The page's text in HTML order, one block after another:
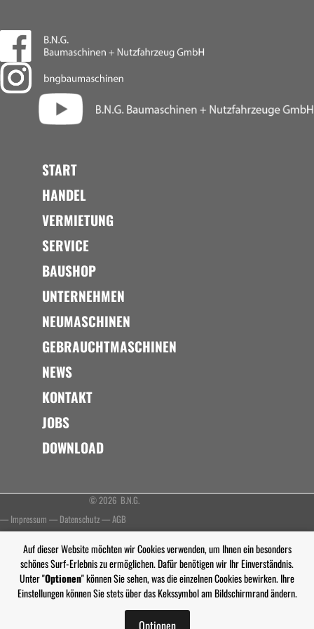
START
HANDEL
VERMIETUNG
SERVICE
BAUSHOP
UNTERNEHMEN
NEUMASCHINEN
GEBRAUCHTMASCHINEN
NEWS
KONTAKT
JOBS
DOWNLOAD
© 2026 B.N.G.
— Impressum — Datenschutz—AGB
Auf dieser Website möchten wir Cookies verwenden, um Ihnen ein besonders
schönes Surf-Erlebnis zu ermöglichen. Dafür benötigen wir Ihr Einverständnis.
Unter "Optionen" können Sie sehen, was die einzelnen Cookies bewirken. Ihre
Einstellungen können Sie stets über das Kekssymbol am Bildschirmrand ändern.
Optionen